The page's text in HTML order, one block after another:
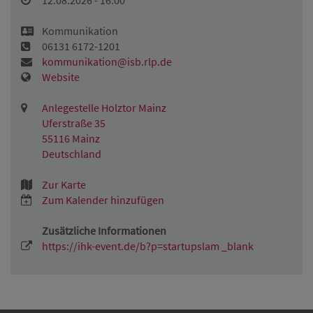
Kommunikation
06131 6172-1201
kommunikation@isb.rlp.de
Website
Anlegestelle Holztor Mainz
Uferstraße 35
55116 Mainz
Deutschland
Zur Karte
Zum Kalender hinzufügen
Zusätzliche Informationen
https://ihk-event.de/b?p=startupslam _blank